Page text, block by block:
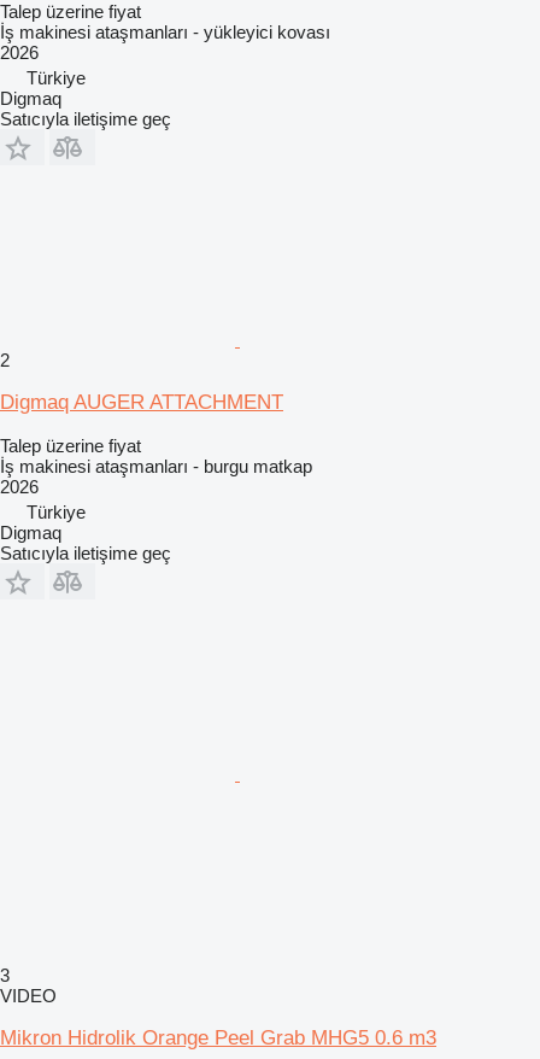
Talep üzerine fiyat
İş makinesi ataşmanları - yükleyici kovası
2026
Türkiye
Digmaq
Satıcıyla iletişime geç
2
Digmaq AUGER ATTACHMENT
Talep üzerine fiyat
İş makinesi ataşmanları - burgu matkap
2026
Türkiye
Digmaq
Satıcıyla iletişime geç
3
VIDEO
Mikron Hidrolik Orange Peel Grab MHG5 0.6 m3